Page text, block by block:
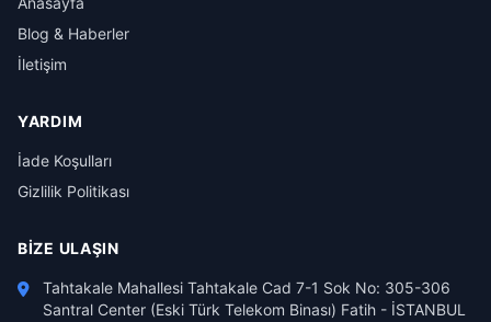
Blog & Haberler
İletişim
YARDIM
İade Koşulları
Gizlilik Politikası
BIZE ULAŞIN
Tahtakale Mahallesi Tahtakale Cad 7-1 Sok No: 305-306
Santral Center (Eski Türk Telekom Binası) Fatih - İSTANBUL